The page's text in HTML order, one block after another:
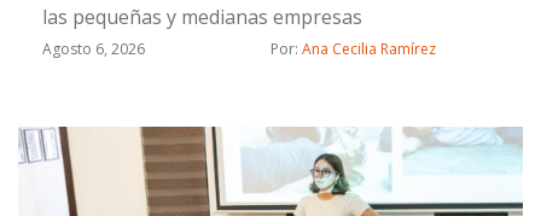
las pequeñas y medianas empresas
Agosto 6, 2026 Por: Ana Cecilia Ramírez